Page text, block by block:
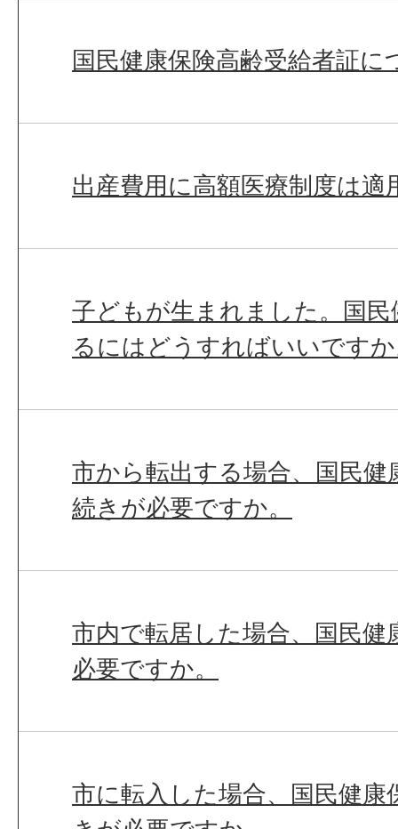
国民健康保険高齢受給者証
出産費用に高額医療制度は適
子どもが生まれました。国
るにはどうすればいいです
市から転出する場合、国民健
続きが必要ですか。
市内で転居した場合、国民健
必要ですか。
市に転入した場合、国民健康